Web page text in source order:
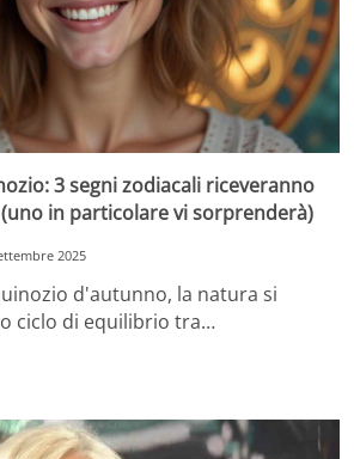
3 segni zodiacali riceveranno
in particolare vi sorprenderà)
2025
d'autunno, la natura si
ciclo di equilibrio tra…